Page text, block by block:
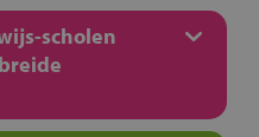
scholen